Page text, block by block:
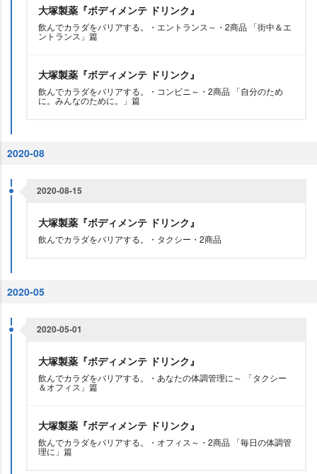
大塚製薬『ボディメンテ ドリンク』
飲んでカラダをバリアする。・エントランス～・2商品 「街中＆エ
ントランス」篇
大塚製薬『ボディメンテ ドリンク』
飲んでカラダをバリアする。・コンビニ～・2商品 「自分のため
に。みんなのために。」篇
2020-08
2020-08-15
大塚製薬『ボディメンテ ドリンク』
飲んでカラダをバリアする。・タクシー・2商品
2020-05
2020-05-01
大塚製薬『ボディメンテ ドリンク』
飲んでカラダをバリアする。・あなたの体調管理に～ 「タクシー
＆オフィス」篇
大塚製薬『ボディメンテ ドリンク』
飲んでカラダをバリアする。・オフィス～・2商品 「毎日の体調管
理に」篇